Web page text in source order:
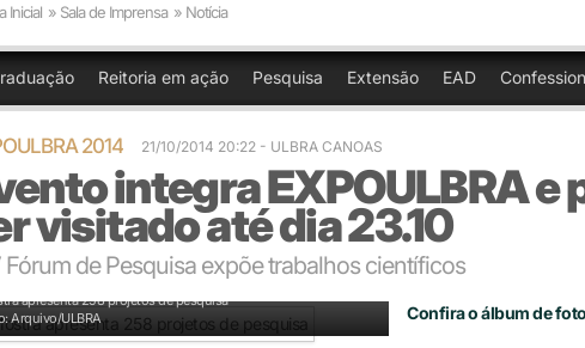
Inicial » Sala de Imprensa » Notícia
Reitoria em ação Pesquisa Extensão EAD
2014 21/10/2014 20:22 - ULBRA CANOAS
integra EXPOULBRA e
visitado até dia 23.10
Fórum de Pesquisa expõe trabalhos científicos
apresenta 258 projetos de pesquisa
Arquivo/ULBRA
Confira o álbum de